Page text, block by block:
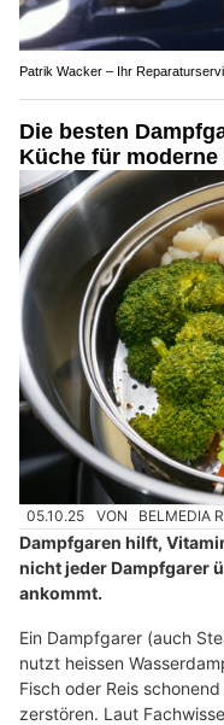
Patrik Wacker – Ihr
Die besten
Küche für moderne
05.10.25 VON BELMEDIA
Dampfgaren hilft,
nicht jeder Dampfgarer
ankommt.
Ein Dampfgarer (auch
nutzt heissen
Fisch oder Reis
zerstören. Laut